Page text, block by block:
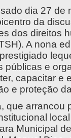
dia 27 de
da
dos direitos
A nona
públicas e
capacitar e
e proteção
que
Municipal